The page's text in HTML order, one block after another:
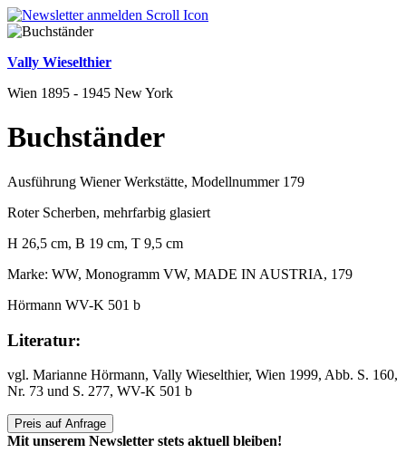
Vally Wieselthier
Wien 1895 - 1945 New York
Buchständer
Ausführung Wiener Werkstätte, Modellnummer 179
Roter Scherben, mehrfarbig glasiert
H 26,5 cm, B 19 cm, T 9,5 cm
Marke: WW, Monogramm VW, MADE IN AUSTRIA, 179
Hörmann WV-K 501 b
Literatur:
vgl. Marianne Hörmann, Vally Wieselthier, Wien 1999, Abb. S. 160,
Nr. 73 und S. 277, WV-K 501 b
Preis auf Anfrage
Mit unserem Newsletter stets aktuell bleiben!